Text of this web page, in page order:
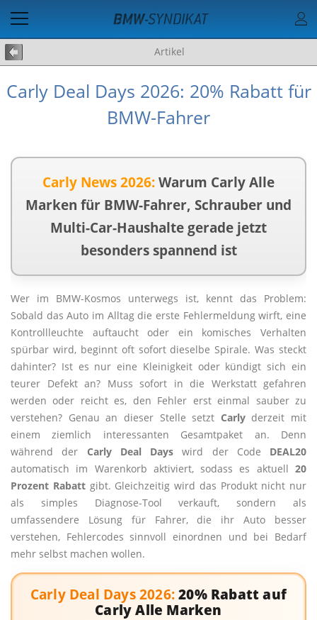
Artikel
Carly Deal Days 2026: 20% Rabatt für
BMW-Fahrer
Carly News 2026:Warum Carly Alle
Marken für BMW-Fahrer, Schrauber und
Multi-Car-Haushalte gerade jetzt
besonders spannend ist
Wer im BMW-Kosmos unterwegs ist, kennt das Problem:
Sobald das Auto im Alltag die erste Fehlermeldung wirft, eine
Kontrollleuchte auftaucht oder ein komisches Verhalten
spürbar wird, beginnt oft sofort dieselbe Spirale. Was steckt
dahinter? Ist es nur eine Kleinigkeit oder kündigt sich ein
teurer Defekt an? Muss sofort in die Werkstatt gefahren
werden oder reicht es, den Fehler erst einmal sauber zu
verstehen? Genau an dieser Stelle setzt Carlyderzeit mit
einem ziemlich interessanten Gesamtpaket an. Denn
während der Carly Deal Days wird der Code DEAL20
automatisch im Warenkorb aktiviert, sodass es aktuell 20
Prozent Rabattgibt. Gleichzeitig wird das Produkt nicht nur
als simples Diagnose-Tool verkauft, sondern als
umfassendere Lösung für Fahrer, die ihr Auto besser
verstehen, Fehlercodes sinnvoll einordnen und bei Bedarf
mehr selbst machen wollen.
Carly Deal Days 2026:20% Rabatt auf
Carly Alle Marken